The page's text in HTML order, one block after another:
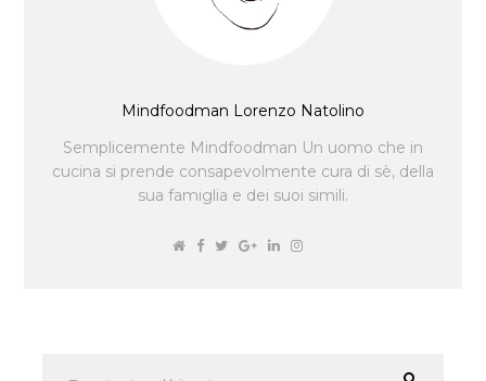
Mindfoodman Lorenzo Natolino
Semplicemente Mindfoodman Un uomo che in
cucina si prende consapevolmente cura di sè, della
sua famiglia e dei suoi simili.